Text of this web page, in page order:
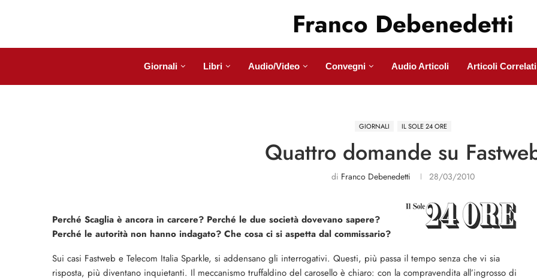
Franco Debenedetti
Giornali Libri Audio/Video Convegni Audio Articoli Articoli Correlati
GIORNALI IL SOLE 24 ORE
Quattro domande su
di Franco Debenedetti 28/03/2010
Perché Scaglia è ancora in carcere? Perché le due società dovevano sapere?
Perché le autorità non hanno indagato? Che cosa ci si aspetta dal commissario?
Sui casi Fastweb e Telecom Italia Sparkle, si addensano gli interrogativi. Questi, più passa il tempo senza che vi sia
risposta, più diventano inquietanti. Il meccanismo truffaldino del carosello è chiaro: con la compravendita all’ingrosso di